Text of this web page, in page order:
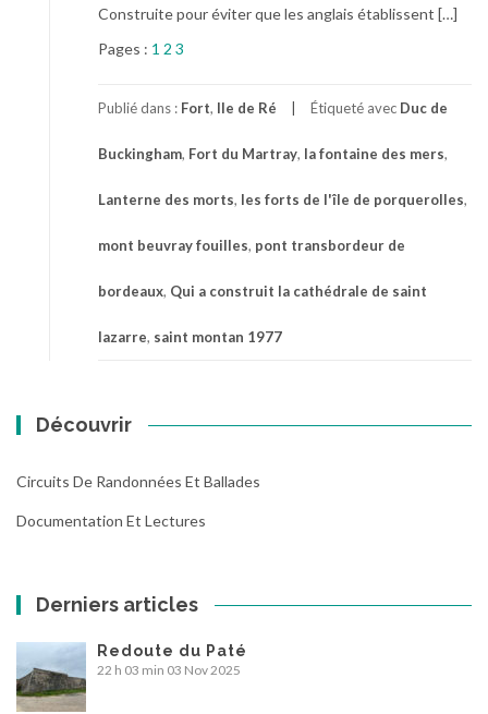
Construite pour éviter que les anglais établissent […]
Pages : 1 2 3
Publié dans : Fort, Ile de Ré Étiqueté avec Duc de
Buckingham, Fort du Martray, la fontaine des mers,
Lanterne des morts, les forts de l'île de porquerolles,
mont beuvray fouilles, pont transbordeur de
bordeaux, Qui a construit la cathédrale de saint
lazarre, saint montan 1977
Découvrir
Circuits De Randonnées Et Ballades
Documentation Et Lectures
Derniers articles
Redoute du Paté
22 h 03 min 03 Nov 2025